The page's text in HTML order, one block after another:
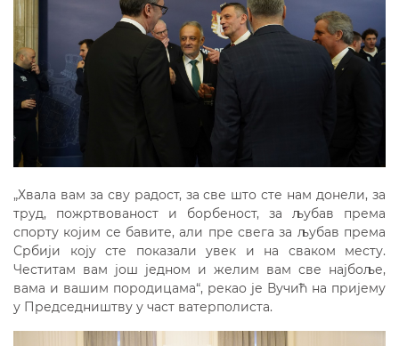
„Хвала вам за сву радост, за све што сте нам донели, за
труд, пожртвованост и борбеност, за љубав према
спорту којим се бавите, али пре свега за љубав према
Србији коју сте показали увек и на сваком месту.
Честитам вам још једном и желим вам све најбоље,
вама и вашим породицама“, рекао је Вучић на пријему
у Председништву у част ватерполиста.